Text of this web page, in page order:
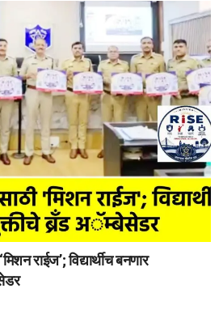
राईज’; विद्यार्थीच बनणार